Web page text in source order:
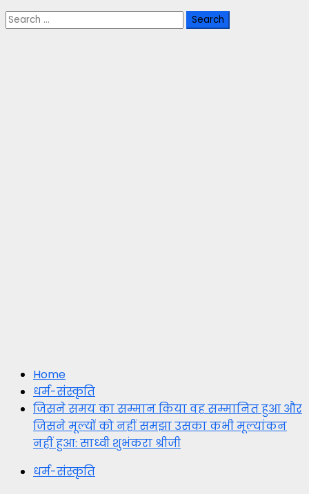
Search
Home
धर्म-संस्कृति
जिसने समय का सम्मान किया वह सम्मानित हुआ और
जिसने मूल्यों को नहीं समझा उसका कभी मूल्यांकन
नहीं हुआ: साध्वी शुभंकरा श्रीजी
धर्म-संस्कृति